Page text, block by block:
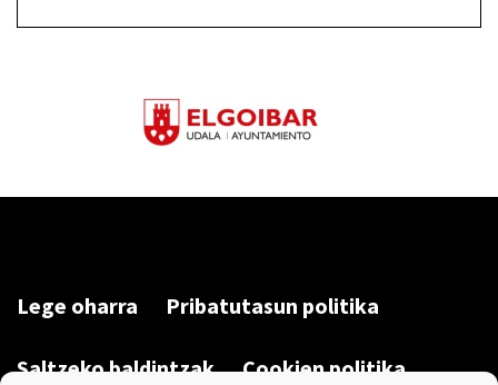
Lege oharra Pribatutasun politika
Saltzeko baldintzak Cookien politika